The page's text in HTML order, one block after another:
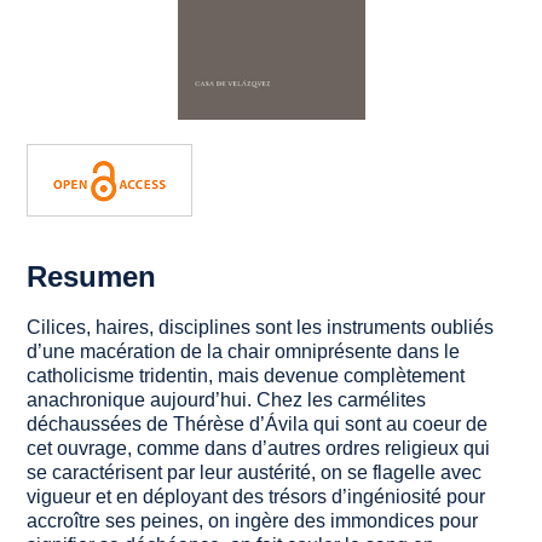
Resumen
Cilices, haires, disciplines sont les instruments oubliés
d’une macération de la chair omniprésente dans le
catholicisme tridentin, mais devenue complètement
anachronique aujourd’hui. Chez les carmélites
déchaussées de Thérèse d’Ávila qui sont au coeur de
cet ouvrage, comme dans d’autres ordres religieux qui
se caractérisent par leur austérité, on se flagelle avec
vigueur et en déployant des trésors d’ingéniosité pour
accroître ses peines, on ingère des immondices pour